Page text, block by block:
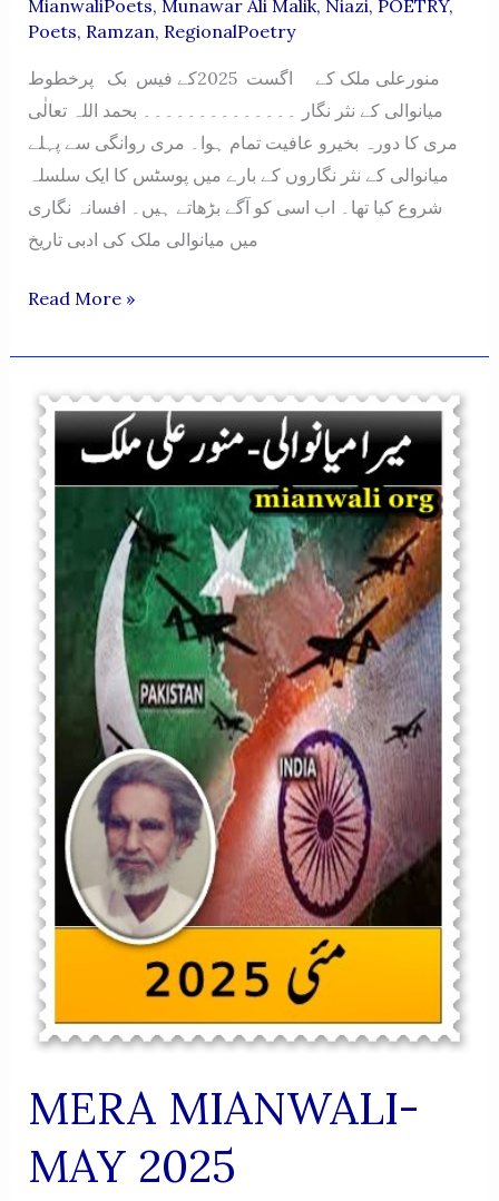
MianwaliPoets, Munawar Ali Malik, Niazi, POETRY,
Poets, Ramzan, RegionalPoetry
منورعلی ملک کے اگست 2025کے فیس بک پرخطوط
میانوالی کے نثر نگار ۔۔۔۔۔۔۔۔۔۔۔۔۔۔ بحمد اللہ تعالٰی
مری کا دورہ بخیرو عافیت تمام ہوا۔ مری روانگی سے پہلے
میانوالی کے نثر نگاروں کے بارے میں پوسٹس کا ایک سلسلہ
شروع کیا تھا۔ اب اسی کو آگے بڑھاتے ہیں۔ افسانہ نگاری
میں میانوالی ملک کی ادبی تاریخ
MERA
–
AUGUST
2025
Read More »
MERA MIANWALI-
MAY 2025